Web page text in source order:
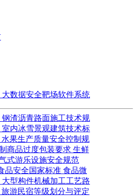
大数据安全靶场软件系统
钢渣沥青路面施工技术规
室内冰雪景观建筑技术标
水果生产质量安全控制规
商品过度包装要求 生鲜
式游乐设施安全规范
品安全国家标准 食品微
大型构件机械加工工艺路
旅游民宿等级划分与评定